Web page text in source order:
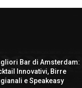
Bar di Amsterdam:
Innovativi, Birre
e Speakeasy